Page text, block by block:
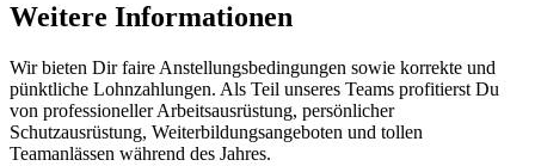
Weitere Informationen
Wir bieten Dir faire Anstellungsbedingungen sowie korrekte und
pünktliche Lohnzahlungen. Als Teil unseres Teams profitierst Du
von professioneller Arbeitsausrüstung, persönlicher
Schutzausrüstung, Weiterbildungsangeboten und tollen
Teamanlässen während des Jahres.